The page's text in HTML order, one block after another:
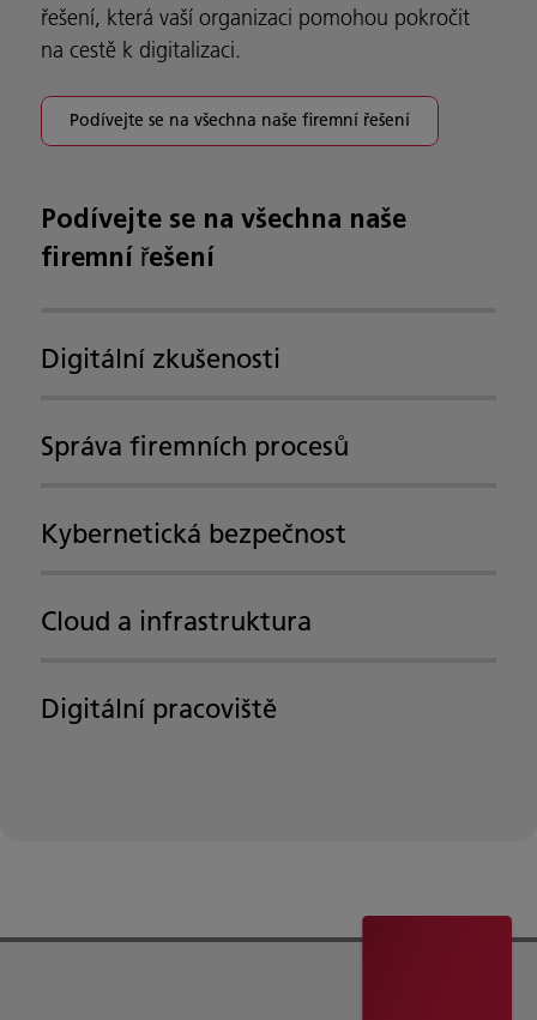
řešení, která vaší organizaci pomohou pokročit
na cestě k digitalizaci.
Podívejte se na všechna naše firemní řešení
Podívejte se na všechna naše
firemní řešení
Digitální zkušenosti
Správa firemních procesů
Kybernetická bezpečnost
Cloud a infrastruktura
Digitální pracoviště